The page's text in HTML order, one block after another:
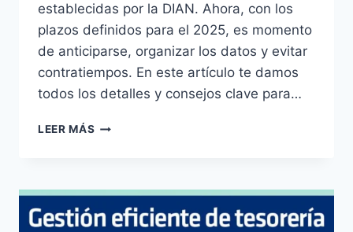
establecidas por la DIAN. Ahora, con los
plazos definidos para el 2025, es momento
de anticiparse, organizar los datos y evitar
contratiempos. En este artículo te damos
todos los detalles y consejos clave para…
LEER MÁS PLAZOS
DE
INFORMACIÓN
EXÓGENA